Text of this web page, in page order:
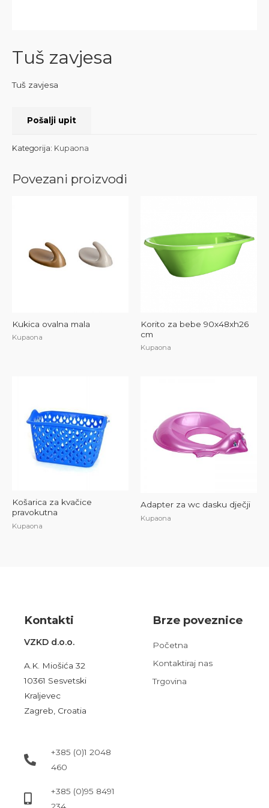
Tuš zavjesa
Tuš zavjesa
Pošalji upit
Kategorija: Kupaona
Povezani proizvodi
Kukica ovalna mala
Kupaona
Korito za bebe 90x48xh26
cm
Kupaona
Košarica za kvačice
pravokutna
Kupaona
Adapter za wc dasku dječji
Kupaona
Kontakti
VZKD d.o.o.
A.K. Miošića 32
10361 Sesvetski
Kraljevec
Zagreb, Croatia
+385 (0)1 2048
460
+385 (0)95 8491
Brze poveznice
Početna
Kontaktiraj nas
Trgovina